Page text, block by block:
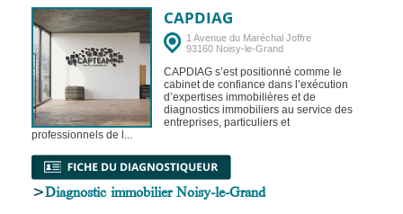
CAPDIAG
1 Avenue du Maréchal Joffre
93160 Noisy-le-Grand
CAPDIAG s’est positionné comme le
cabinet de confiance dans l’exécution
d’expertises immobilières et de
diagnostics immobiliers au service des
entreprises, particuliers et
professionnels de l...
>Diagnostic immobilier Noisy-le-Grand